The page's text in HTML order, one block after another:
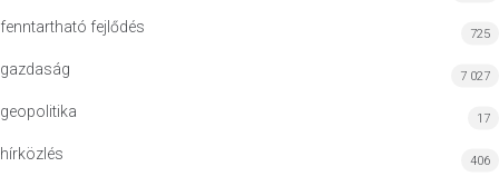
fenntartható fejlődés 725
gazdaság 7 027
geopolitika 17
hírközlés 406